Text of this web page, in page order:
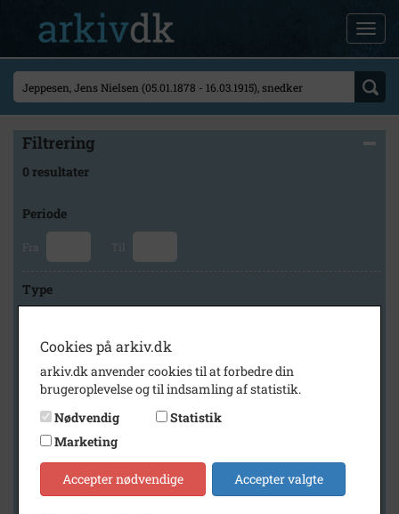
Filtrering
0 resultater
Periode
Fra Til
Type
Arkiv
Historisk Arkiv Dragør
Cookies på arkiv.dk
arkiv.dk anvender cookies til at forbedre din
brugeroplevelse og til indsamling af statistik.
Nødvendig
Statistik
Marketing
Accepter nødvendige Accepter valgte